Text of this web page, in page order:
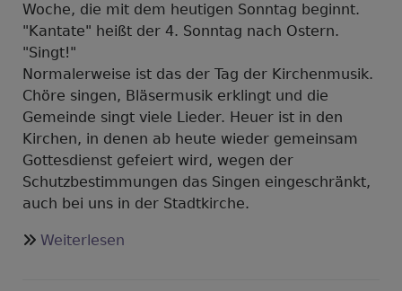
Woche, die mit dem heutigen Sonntag beginnt.
"Kantate" heißt der 4. Sonntag nach Ostern.
"Singt!"
Normalerweise ist das der Tag der Kirchenmusik.
Chöre singen, Bläsermusik erklingt und die
Gemeinde singt viele Lieder. Heuer ist in den
Kirchen, in denen ab heute wieder gemeinsam
Gottesdienst gefeiert wird, wegen der
Schutzbestimmungen das Singen eingeschränkt,
auch bei uns in der Stadtkirche.
Weiterlesen